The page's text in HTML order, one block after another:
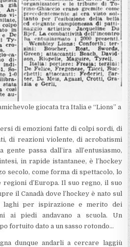
giocata tra Italia e “Lions” a
di emozioni fatte di colpi sordi, di
di reazioni violente, di acrobatismi
passa dall’ira all’entusiasmo,
in rapide istantanee, è l’hockey
secolo, come forma di spettacolo, lo
d’Europa. Il suo regno, il suo
il Canadà dove l’hockey è nato sul
laghi per ispirazione e merito dei
ai piedi andavano a scuola. Un
fortuito dato a un sasso rotondo…
dunque andarli a cercare laggiù